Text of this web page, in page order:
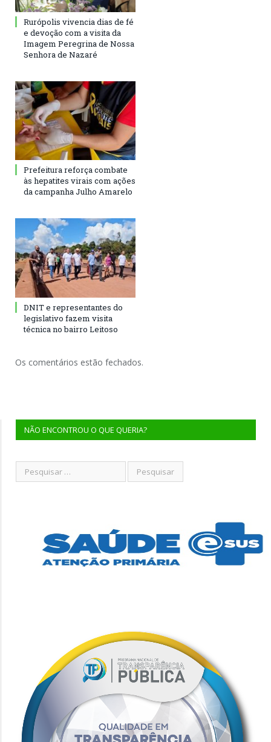
Rurópolis vivencia dias de fé
e devoção com a visita da
Imagem Peregrina de Nossa
Senhora de Nazaré
Prefeitura reforça combate
às hepatites virais com ações
da campanha Julho Amarelo
DNIT e representantes do
legislativo fazem visita
técnica no bairro Leitoso
Os comentários estão fechados.
NÃO ENCONTROU O QUE QUERIA?